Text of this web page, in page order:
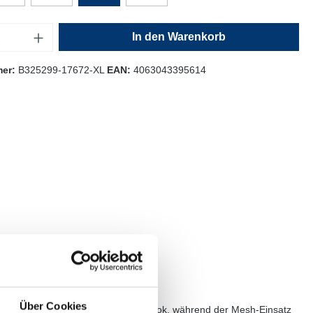
Über Cookies
In den Warenkorb
B325299-17672-XL EAN: 4063043395614
unterstreichen den lässigen Look, während der Mesh-Einsatz